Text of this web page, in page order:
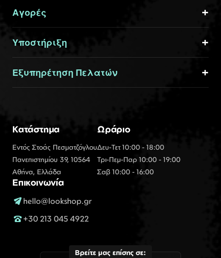
Αγορές
Υποστήριξη
Εξυπηρέτηση Πελατών
Κατάστημα
Εντός Στοάς Πεσματζόγλου
Πανεπιστημίου 39, 10564
Αθήνα, Ελλάδα
Ωράριο
Δευ-Τετ 10:00 - 18:00
Τρι-Πεμ-Παρ 10:00 - 19:00
Σαβ 10:00 - 16:00
Επικοινωνία
hello@lookshop.gr
+30 213 045 4922
Βρείτε μας επίσης σε: